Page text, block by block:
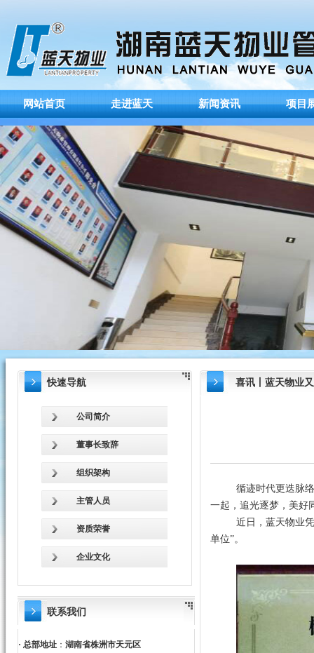
网站首页 走进蓝天 新闻资讯 项目
快速导航
公司简介
董事长致辞
组织架构
主管人员
资质荣誉
企业文化
联系我们
· 总部地址： 湖南省株洲市天元区
喜讯丨蓝天物业
循迹时代更迭脉
一起，追光逐梦，美好
近日，蓝天物业
单位”。